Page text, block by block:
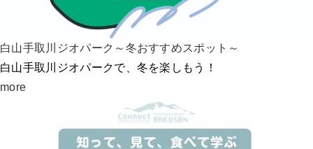
白山手取川ジオパーク～冬おすすめスポット～
白山手取川ジオパークで、冬を楽しもう！
more